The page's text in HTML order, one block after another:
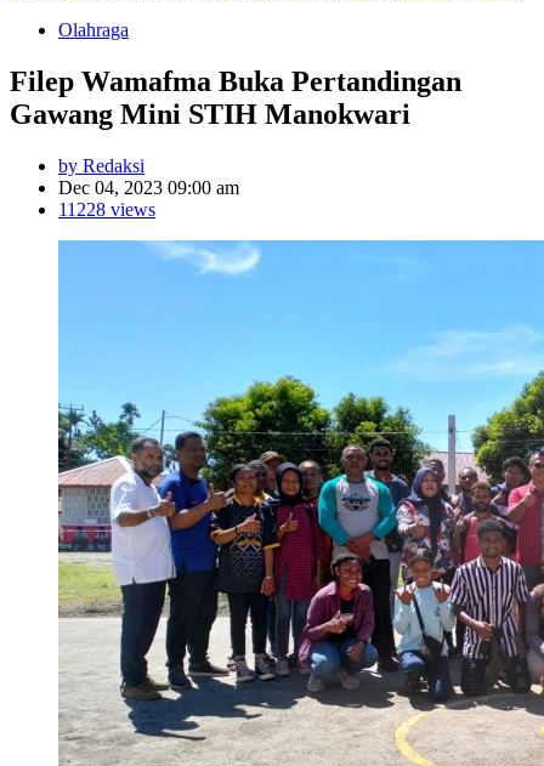
Olahraga
Filep Wamafma Buka Pertandingan
Gawang Mini STIH Manokwari
by Redaksi
Dec 04, 2023 09:00 am
11228 views